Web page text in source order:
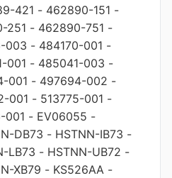
421 - 462890-151 -
251 - 462890-751 -
003 - 484170-001 -
001 - 485041-003 -
001 - 497694-002 -
001 - 513775-001 -
001 - EV06055 -
DB73 - HSTNN-IB73 -
LB73 - HSTNN-UB72 -
XB79 - KS526AA -